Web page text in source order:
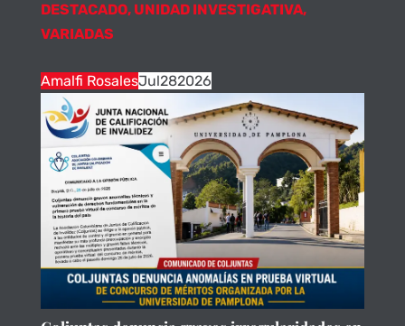
DESTACADO, UNIDAD INVESTIGATIVA,
VARIADAS
Amalfi RosalesJul282026